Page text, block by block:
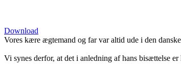
Download
Vores kære ægtemand og far var altid ude i den
Vi synes derfor, at det i anledning af hans bisættelse